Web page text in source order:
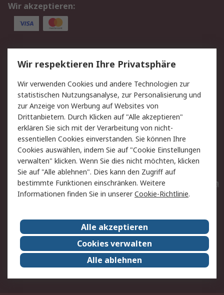
Wir akzeptieren:
Service
Value Added Services
Lieferlösungen
Rücksendungen
Kontakt
Hilfe
Privatkunden
Rechtliches
AGB
Datenschutz
Cookie-Richtlinie
Zahlungsbedingungen
Copyright/Impressum
Entsorgung
Elektrogeräte/Batterien
RS weltweit
Karriere bei RS
Nachhaltigkeit
Qualität/Umwelt/ZertifikatePresse-Center
Event-Center
Wir respektieren Ihre Privatsphäre
Wir verwenden Cookies und andere Technologien zur
statistischen Nutzungsanalyse, zur Personalisierung und
zur Anzeige von Werbung auf Websites von
Drittanbietern. Durch Klicken auf "Alle akzeptieren"
erklären Sie sich mit der Verarbeitung von nicht-
essentiellen Cookies einverstanden. Sie können Ihre
Cookies auswählen, indem Sie auf "Cookie Einstellungen
verwalten" klicken. Wenn Sie dies nicht möchten, klicken
Sie auf "Alle ablehnen". Dies kann den Zugriff auf
bestimmte Funktionen einschränken. Weitere
Informationen finden Sie in unsererCookie-Richtlinie.
Alle akzeptieren
Cookies verwalten
Alle ablehnen